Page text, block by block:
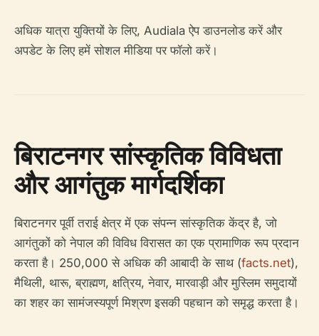
अधिक यात्रा युक्तियों के लिए, Audiala ऐप डाउनलोड करें और
अपडेट के लिए हमें सोशल मीडिया पर फॉलो करें।
बिराटनगर सांस्कृतिक विविधता
और आगंतुक मार्गदर्शिका
बिराटनगर पूर्वी तराई क्षेत्र में एक संपन्न सांस्कृतिक केंद्र है, जो
आगंतुकों को नेपाल की विविध विरासत का एक प्रामाणिक रूप प्रदान
करता है। 250,000 से अधिक की आबादी के साथ (facts.net),
मैथिली, थारू, ब्राह्मण, क्षत्रिय, नेवार, मारवाड़ी और मुस्लिम समुदायों
का शहर का सामंजस्यपूर्ण मिश्रण इसकी पहचान को समृद्ध करता है।